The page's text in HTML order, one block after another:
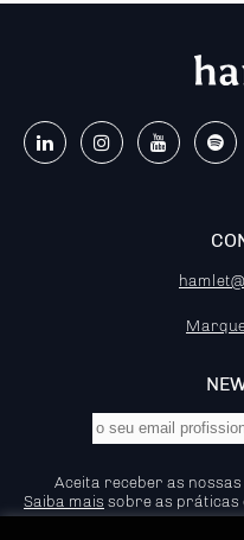
Aceita receber as
Saiba mais sobre as práticas